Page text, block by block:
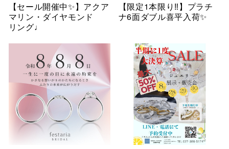
【セール開催中✨】アクア
マリン・ダイヤモンド
リング♩
【限定1本限り‼︎】プラチ
ナ6面ダブル喜平入荷✨